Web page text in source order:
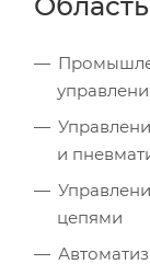
и
цепями